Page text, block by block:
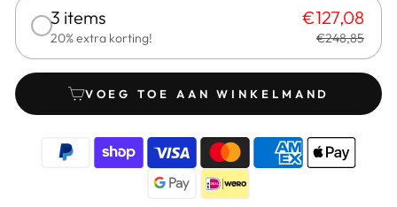
3 items
20% extra korting!
€127,08
€248,85
VOEG TOE AAN WINKELMAND